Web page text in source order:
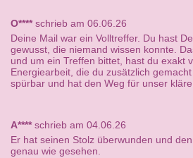
O****schrieb am 06.06.26
Deine Mail war ein Volltreffer. Du hast
gewusst, die niemand wissen konnte.
und um ein Treffen bittet, hast du exakt
Energiearbeit, die du zusätzlich
spürbar und hat den Weg für unser
A****schrieb am 04.06.26
Er hat seinen Stolz überwunden und
genau wie gesehen.